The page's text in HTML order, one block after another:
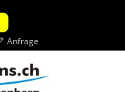
Anfrage